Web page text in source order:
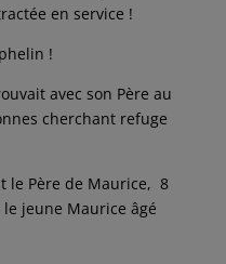
en service !
!
avec son Père au
cherchant refuge
le Père de Maurice, 8
jeune Maurice âgé